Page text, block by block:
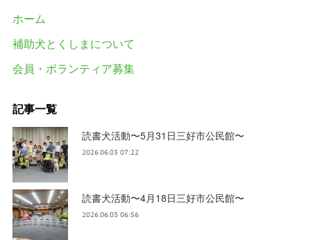
ホーム
補助犬とくしまについて
会員・ボランティア募集
記事一覧
読書犬活動〜5月31日三好市公民館〜
2026.06.03 07:22
読書犬活動〜4月18日三好市公民館〜
2026.06.03 06:56